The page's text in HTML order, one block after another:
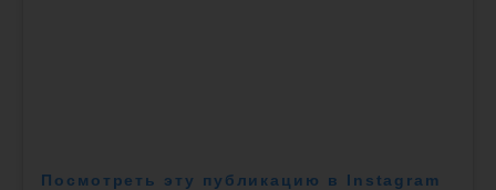
Посмотреть эту публикацию в Instagram